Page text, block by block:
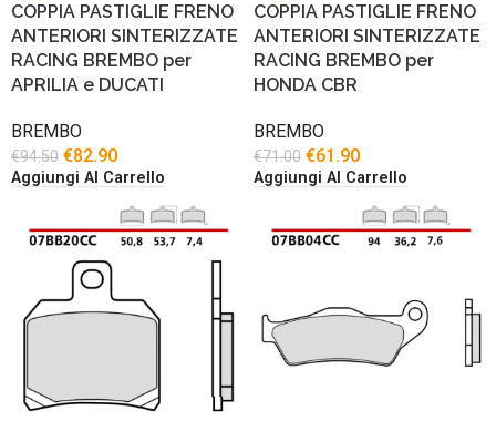
COPPIA PASTIGLIE FRENO
ANTERIORI SINTERIZZATE
RACING BREMBO per
APRILIA e DUCATI
BREMBO
€94.50 €82.90
Aggiungi Al Carrello
COPPIA PASTIGLIE FRENO
ANTERIORI SINTERIZZATE
RACING BREMBO per
HONDA CBR
BREMBO
€71.00 €61.90
Aggiungi Al Carrello